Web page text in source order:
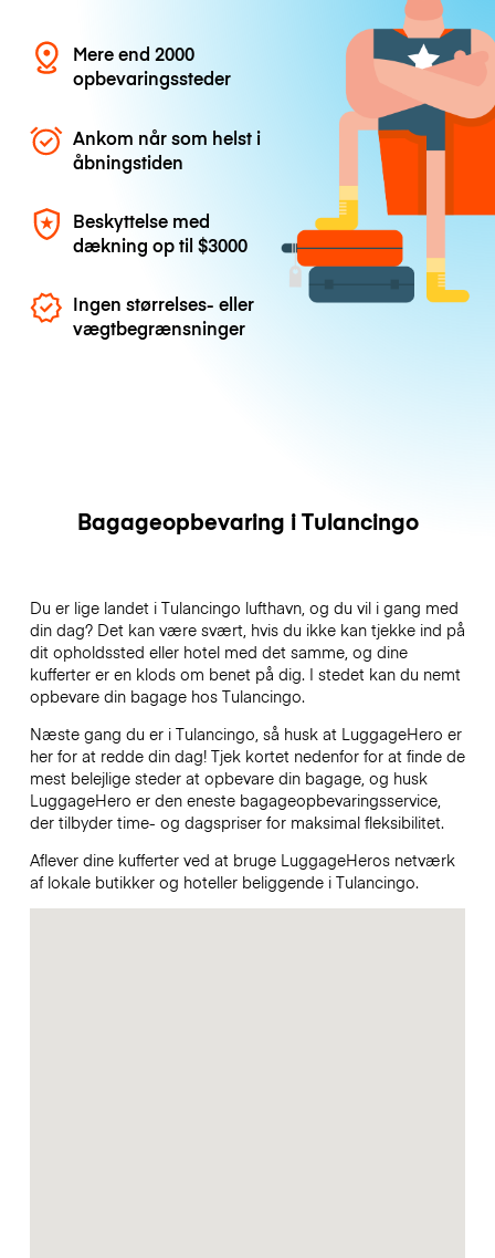
Mere end 2000
opbevaringssteder
Ankom når som helst i
åbningstiden
Beskyttelse med
dækning op til$3000
Ingen størrelses- eller
vægtbegrænsninger
Bagageopbevaring i Tulancingo
Du er lige landet i Tulancingo lufthavn, og du vil i gang med
din dag? Det kan være svært, hvis du ikke kan tjekke ind på
dit opholdssted eller hotel med det samme, og dine
kufferter er en klods om benet på dig. I stedet kan du nemt
opbevare din bagage hos Tulancingo.
Næste gang du er i Tulancingo, så husk at LuggageHero er
her for at redde din dag! Tjek kortet nedenfor for at finde de
mest belejlige steder at opbevare din bagage, og husk
LuggageHero er den eneste bagageopbevaringsservice,
der tilbyder time- og dagspriser for maksimal fleksibilitet.
Aflever dine kufferter ved at bruge LuggageHeros netværk
af lokale butikker og hoteller beliggende i Tulancingo.